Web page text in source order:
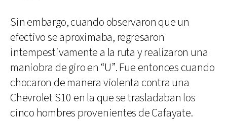
Sin embargo, cuando observaron que un
efectivo se aproximaba, regresaron
intempestivamente a la ruta y realizaron una
maniobra de giro en “U”. Fue entonces cuando
chocaron de manera violenta contra una
Chevrolet S10 en la que se trasladaban los
cinco hombres provenientes de Cafayate.